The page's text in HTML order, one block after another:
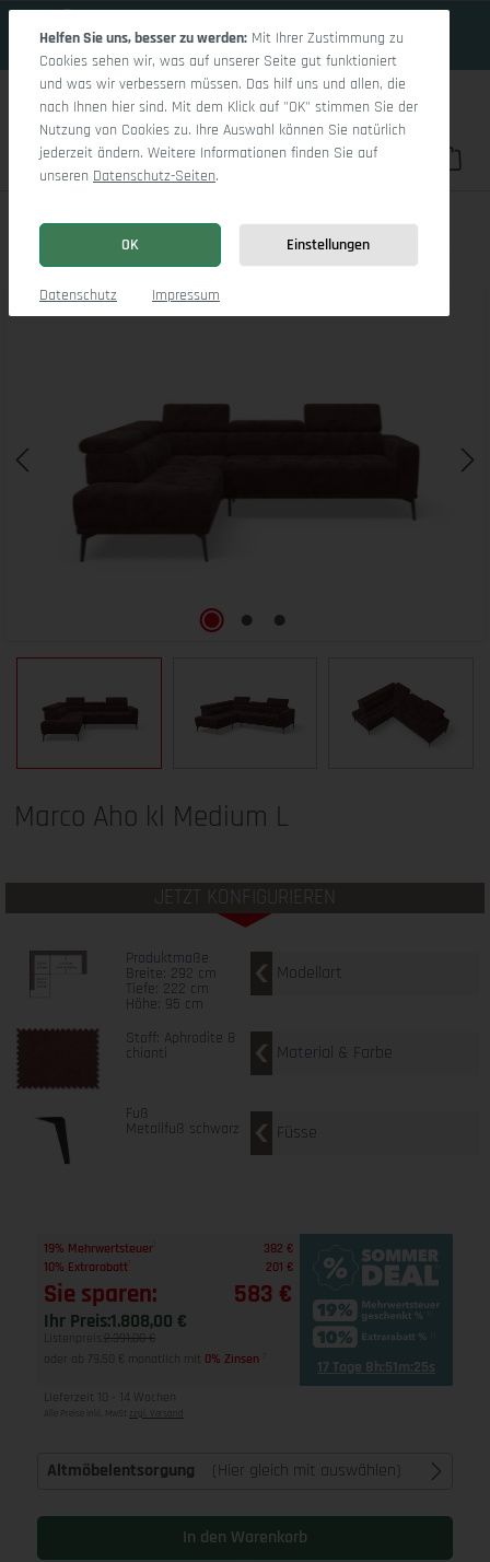
Du hast 0
Marco Aho kl Medium L
Bildergalerie überspringen
Marco Aho kl Medium L
JETZT KONFIGURIEREN
Produktmaße
Breite: 292 cm
Tiefe: 222 cm
Höhe: 95 cm
Modellart
Stoff: Aphrodite 8
chianti Material & Farbe
Fuß
Metallfuß schwarz Füsse
19% Mehrwertsteuer
382 €
10% Extrarabatt
201 €
Sie sparen: 583 €
Ihr Preis:1.808,00 €
Listenpreis: 2.391,00 €
oder ab 79,50 € monatlich mit 0% Zinsen 17 Tage 8h:51m:25s
Lieferzeit 10 - 14 Wochen
Alle Preise inkl. MwSt zzgl. Versand
Altmöbelentsorgung (Hier gleich mit auswählen)
In den Warenkorb
Helfen Sie uns, besser zu werden: Mit Ihrer Zustimmung zu
Cookies sehen wir, was auf unserer Seite gut funktioniert
und was wir verbessern müssen. Das hilf uns und allen, die
nach Ihnen hier sind. Mit dem Klick auf "OK" stimmen Sie der
Nutzung von Cookies zu. Ihre Auswahl können Sie natürlich
jederzeit ändern. Weitere Informationen finden Sie auf
unseren Datenschutz-Seiten.
OK Einstellungen
Datenschutz Impressum